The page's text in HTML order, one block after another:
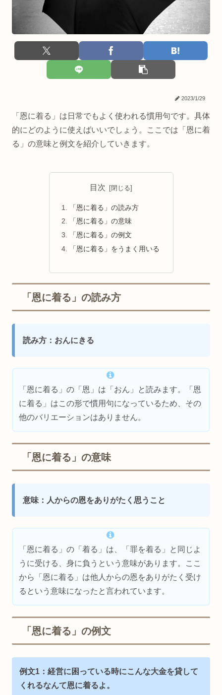
2023/1/29
「恩に着る」は日常でもよく使われる慣用句です。具体
的にどのように使えばいいでしょう。ここでは「恩に着
る」の意味と例文を紹介していきます。
目次
「恩に着る」の読み方
「恩に着る」の意味
「恩に着る」の例文
「恩に着る」をうまく用いる
「恩に着る」の読み方
読み方：おんにきる
「恩に着る」の「恩」は「おん」と読みます。「恩
に着る」はこの形で慣用句になっているため、その
他のバリエーションはありません。
「恩に着る」の意味
意味：人からの恩をありがたく思うこと
「恩に着る」の「着る」は、「罪を着る」と同じよ
うに受ける、身に負うという意味があります。ここ
から「恩に着る」は他人からの恩をありがたく受け
るという意味になったと言われています。
「恩に着る」の例文
例文1：経営に困っている時にこんな大金を貸して
くれるなんて恩に着るよ。